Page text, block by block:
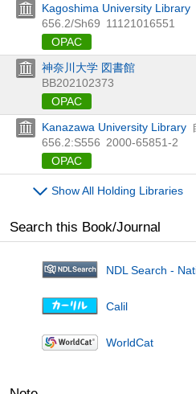
Kagoshima University Library
656.2/Sh69 11121016551
OPAC
神奈川大学 図書館
BB202102373
OPAC
Kanazawa University Library
656.2:S556 2000-65851-2
OPAC
Show All Holding Libraries
Search this Book/Journal
NDL Search -
Calil
WorldCat